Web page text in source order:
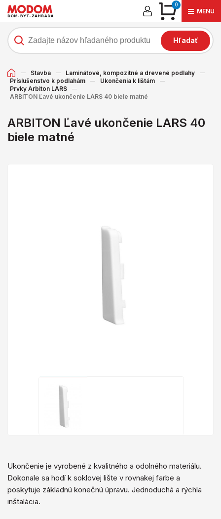
0
MENU
Hľadať
Stavba
Laminátové, kompozitné a drevené podlahy
Príslušenstvo k podlahám
Ukončenia k lištám
Prvky Arbiton LARS
ARBITON Ľavé ukončenie LARS 40 biele matné
ARBITON Ľavé ukončenie LARS 40
biele matné
Ukončenie je vyrobené z kvalitného a ​​odolného materiálu.
Dokonale sa hodí k soklovej lište v rovnakej farbe a
poskytuje základnú konečnú úpravu. Jednoduchá a rýchla
inštalácia.